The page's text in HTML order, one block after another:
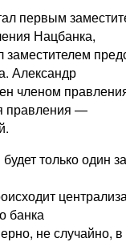
первым
Нацбанка,
заместителем
Александр
членом
правления —
только один
банка
не случайно,